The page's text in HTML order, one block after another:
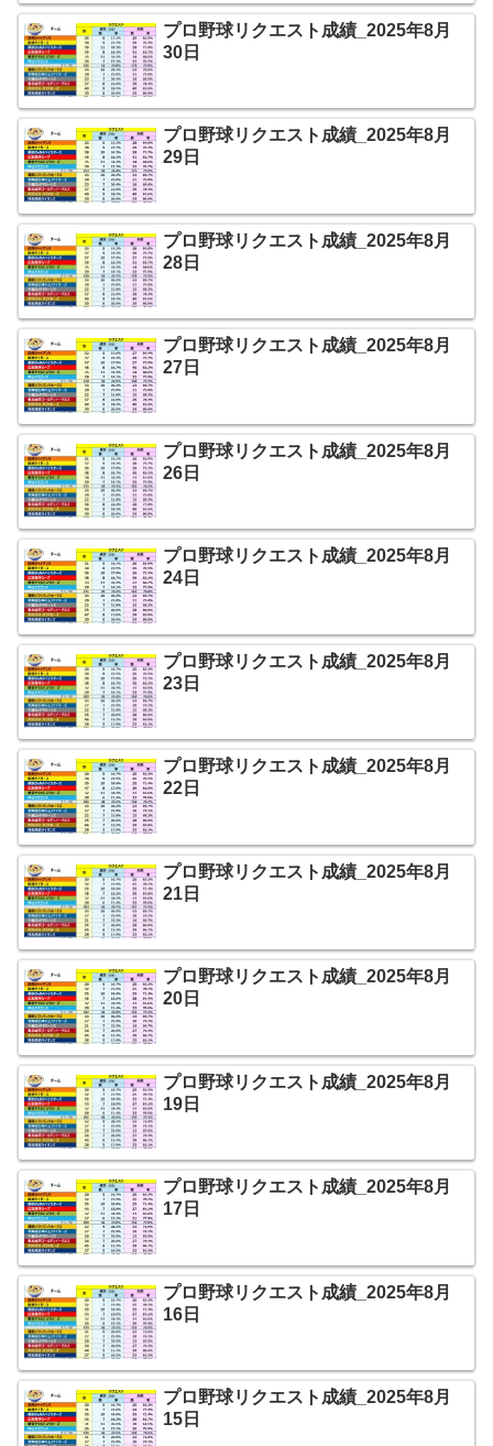
プロ野球リクエスト成績_2025年8月
30日
プロ野球リクエスト成績_2025年8月
29日
プロ野球リクエスト成績_2025年8月
28日
プロ野球リクエスト成績_2025年8月
27日
プロ野球リクエスト成績_2025年8月
26日
プロ野球リクエスト成績_2025年8月
24日
プロ野球リクエスト成績_2025年8月
23日
プロ野球リクエスト成績_2025年8月
22日
プロ野球リクエスト成績_2025年8月
21日
プロ野球リクエスト成績_2025年8月
20日
プロ野球リクエスト成績_2025年8月
19日
プロ野球リクエスト成績_2025年8月
17日
プロ野球リクエスト成績_2025年8月
16日
プロ野球リクエスト成績_2025年8月
15日